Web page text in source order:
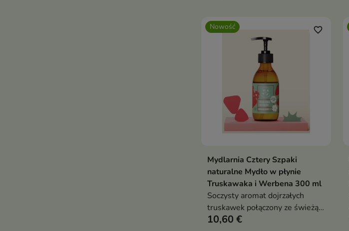
Nowość
Dodaj do koszyka
favorite_border
Mydlarnia Cztery Szpaki
naturalne Mydło w płynie
Truskawaka i Werbena 300 ml
Soczysty aromat dojrzałych
truskawek połączony ze świeżą,
cytrusowo-ziołową nutą
10,60 €